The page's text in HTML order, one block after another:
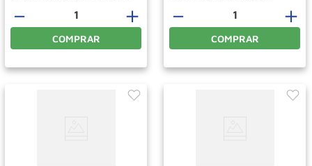
＋
－
COMPRAR
＋
－
COMPRAR